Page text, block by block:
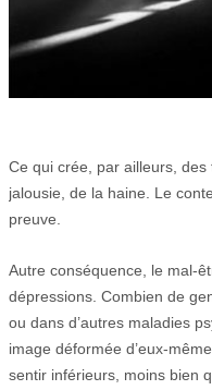
Ce qui crée, par ailleurs,
jalousie, de la haine. Le
preuve.
Autre conséquence, le mal-
dépressions. Combien de
ou dans d’autres maladies
image déformée d’eux-
sentir inférieurs, moins bien